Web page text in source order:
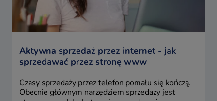
Aktywna sprzedaż przez internet - jak
sprzedawać przez stronę www
Czasy sprzedaży przez telefon pomału się kończą.
Obecnie głównym narzędziem sprzedaży jest